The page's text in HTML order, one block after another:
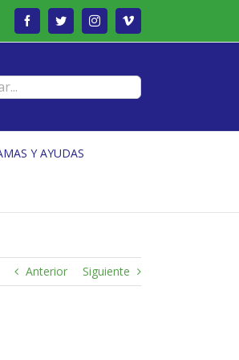
FacebookTwitterInstagramVimeo
Y AYUDAS
Anterior Siguiente